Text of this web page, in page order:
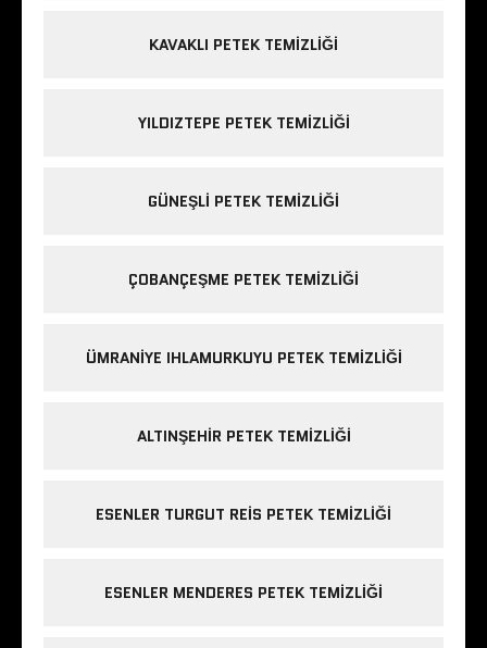
KAVAKLI PETEK TEMIZLIĞI
YILDIZTEPE PETEK TEMIZLIĞI
GÜNEŞLI PETEK TEMIZLIĞI
ÇOBANÇEŞME PETEK TEMIZLIĞI
ÜMRANIYE IHLAMURKUYU PETEK TEMIZLIĞI
ALTINŞEHIR PETEK TEMIZLIĞI
ESENLER TURGUT REIS PETEK TEMIZLIĞI
ESENLER MENDERES PETEK TEMIZLIĞI